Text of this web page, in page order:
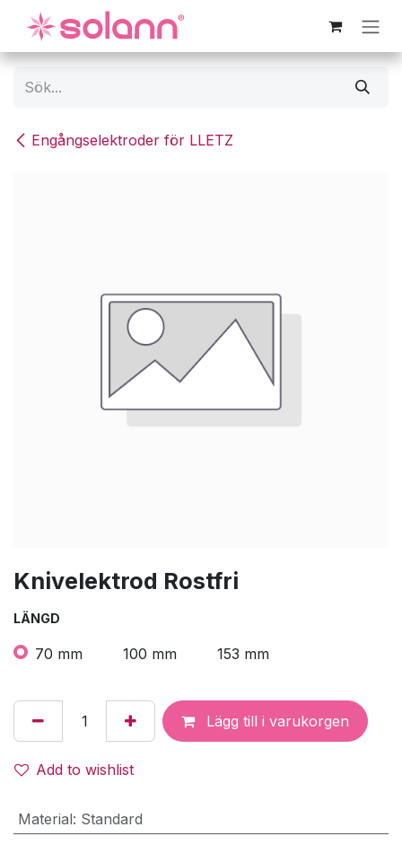
Hoppa till innehåll
Engångselektroder för LLETZ
Knivelektrod Rostfri
LÄNGD
70 mm 100 mm 153 mm
Lägg till i varukorgen
Add to wishlist
Material: Standard